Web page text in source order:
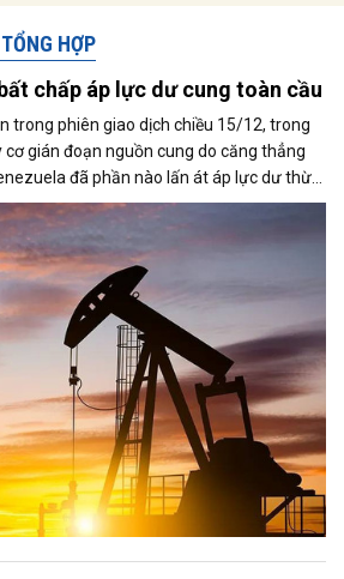
HỢP
chấp áp lực dư cung toàn cầu
trong phiên giao dịch chiều 15/12, trong
cơ gián đoạn nguồn cung do căng thẳng
đã phần nào lấn át áp lực dư thừa
thị trường. Cùng với đó, giới đầu tư tiếp
liên quan đến khả năng đạt được một
Nga và Ukraine.